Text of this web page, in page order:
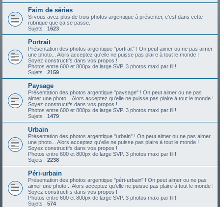
Faim de séries
Si vous avez plus de trois photos argentique à présenter, c'est dans cette
rubrique que ça se passe.
Sujets : 1623
Portrait
Présentation des photos argentique "portrait" ! On peut aimer ou ne pas aimer
une photo... Alors acceptez qu'elle ne puisse pas plaire à tout le monde !
Soyez constructifs dans vos propos !
Photos entre 600 et 800px de large SVP. 3 photos maxi par fil !
Sujets : 2159
Paysage
Présentation des photos argentique "paysage" ! On peut aimer ou ne pas
aimer une photo... Alors acceptez qu'elle ne puisse pas plaire à tout le monde !
Soyez constructifs dans vos propos !
Photos entre 600 et 800px de large SVP. 3 photos maxi par fil !
Sujets : 1479
Urbain
Présentation des photos argentique "urbain" ! On peut aimer ou ne pas aimer
une photo... Alors acceptez qu'elle ne puisse pas plaire à tout le monde !
Soyez constructifs dans vos propos !
Photos entre 600 et 800px de large SVP. 3 photos maxi par fil !
Sujets : 2238
Péri-urbain
Présentation des photos argentique "péri-urbain" ! On peut aimer ou ne pas
aimer une photo... Alors acceptez qu'elle ne puisse pas plaire à tout le monde !
Soyez constructifs dans vos propos !
Photos entre 600 et 800px de large SVP. 3 photos maxi par fil !
Sujets : 574